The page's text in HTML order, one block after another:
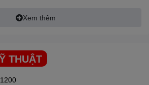
số qua đường truyền quang học (Optical),
vang kỹ thuật số kết hợp bộ trộn tín
hát đặc sắc, tạo nên không gian âm nhạc
Xem thêm
THUẬT